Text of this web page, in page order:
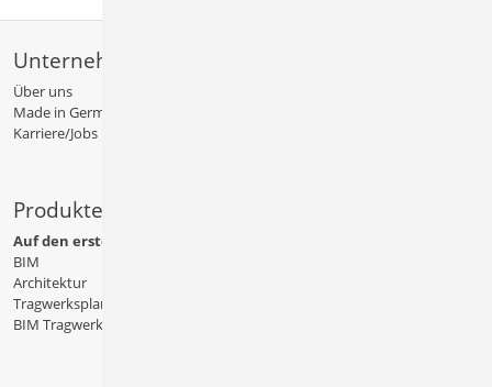
Unternehmen
Über uns
Made in Germany
Karriere/Jobs
Produkte
Auf den ersten Blick
BIM
Architektur
Tragwerksplanung
BIM Tragwerksplanung